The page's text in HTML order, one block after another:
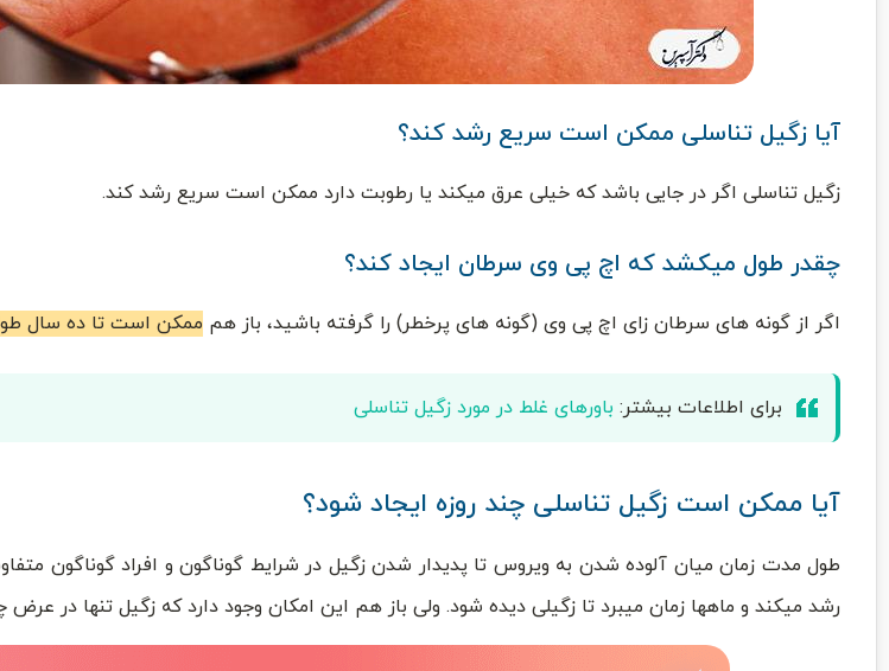
آیا زگیل تناسلی ممکن است سریع رشد کند؟
زگیل تناسلی اگر در جایی باشد که خیلی عرق میکند یا رطوبت دارد ممکن است سریع رشد کند.
چقدر طول میکشد که اچ پی وی سرطان ایجاد کند؟
اگر از گونه های سرطان زای اچ پی وی (گونه های پرخطر) را گرفته باشید، باز هم ممکن است تا ده سال
برای اطلاعات بیشتر: باورهای غلط در مورد زگیل تناسلی
آیا ممکن است زگیل تناسلی چند روزه ایجاد شود؟
طول مدت زمان میان آلوده شدن به ویروس تا پدیدار شدن زگیل در شرایط گوناگون و افراد گوناگون
رشد میکند و ماهها زمان میبرد تا زگیلی دیده شود. ولی باز هم این امکان وجود دارد که زگیل تنها در عرض